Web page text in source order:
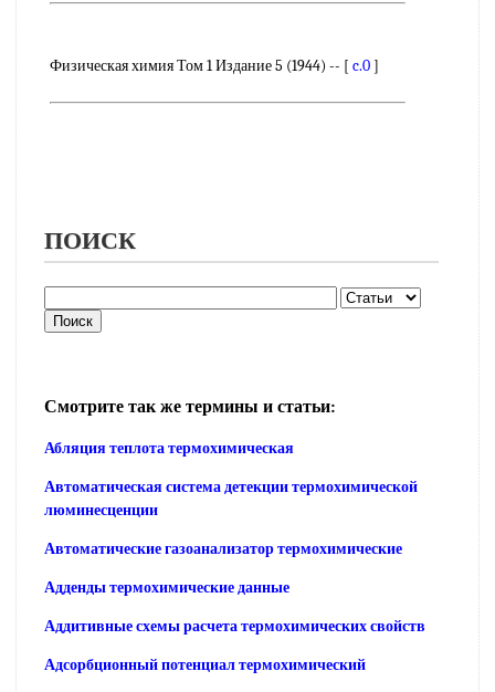
Физическая химия Том 1 Издание 5 (1944) -- [ c.0]
ПОИСК
Смотрите так же термины и статьи:
Абляция теплота термохимическая
Автоматическая система детекции термохимической
люминесценции
Автоматические газоанализатор термохимические
Адденды термохимические данные
Аддитивные схемы расчета термохимических свойств
Адсорбционный потенциал термохимический